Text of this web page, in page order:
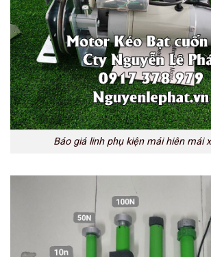
Báo giá linh phụ kiện mái hiên mái